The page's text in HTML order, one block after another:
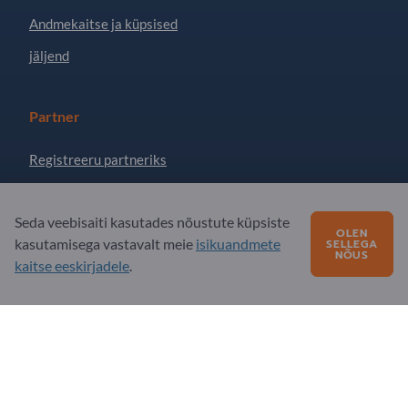
Andmekaitse ja küpsised
jäljend
Partner
Registreeru partneriks
Küsimusi?
Seda veebisaiti kasutades nõustute küpsiste
kasutamisega vastavalt meie isikuandmete
kaitse eeskirjadele.
OLEN
SELLEGA
NÕUS